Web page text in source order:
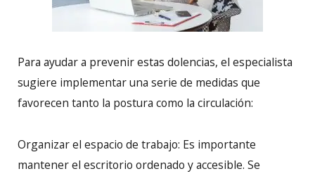
Para ayudar a prevenir estas dolencias, el especialista
sugiere implementar una serie de medidas que
favorecen tanto la postura como la circulación:
Organizar el espacio de trabajo: Es importante
mantener el escritorio ordenado y accesible. Se